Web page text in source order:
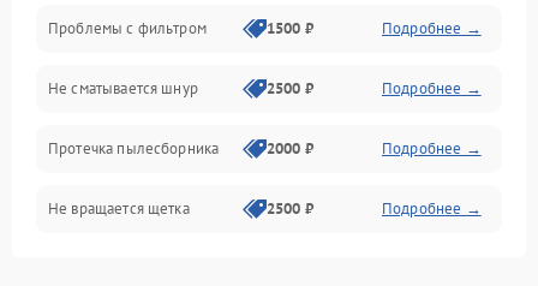
Проблемы с фильтром 1500 ₽ Подробнее →
Не сматывается шнур 2500 ₽ Подробнее →
Протечка пылесборника 2000 ₽ Подробнее →
Не вращается щетка 2500 ₽ Подробнее →